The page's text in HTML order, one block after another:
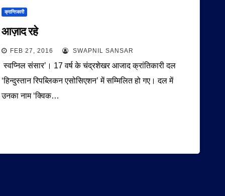
क्रान्तिकारी
आज़ाद रहे
FEB 27, 2016 SWAPNIL SANSAR
स्वप्निल संसार’। 17 वर्ष के चंद्रशेखर आजाद क्रांतिकारी दल
‘हिन्दुस्तान रिपब्लिकन एसोसिएशन’ में सम्मिलित हो गए। दल में
उनका नाम ‘क्विक…